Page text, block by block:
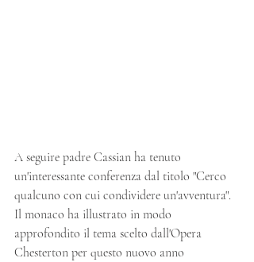
A seguire padre Cassian ha tenuto
un'interessante conferenza dal titolo "Cerco
qualcuno con cui condividere un'avventura".
Il monaco ha illustrato in modo
approfondito il tema scelto dall'Opera
Chesterton per questo nuovo anno